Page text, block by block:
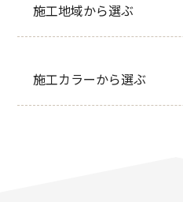
施工地域から選ぶ
施工カラーから選ぶ